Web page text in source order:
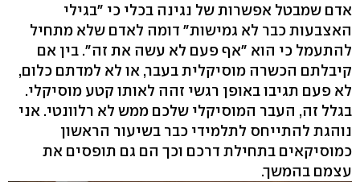
אדם שמבטל אפשרות של נגינה בכלי כי "בגילי
האצבעות כבר לא גמישות" דומה לאדם שלא מתחיל
להתעמל כי הוא "אף פעם לא עשה את זה". בין אם
קיבלתם הכשרה מוסיקלית בעבר, או לא למדתם כלום,
לא פעם תגיבו באופן רגשי זהה לאותו קטע מוסיקלי.
בגלל זה, העבר המוסיקלי שלכם ממש לא רלוונטי. אני
נוהגת להתייחס לתלמידי כבר בשיעור הראשון
כמוסיקאים בתחילת דרכם וכך הם גם תופסים את
עצמם בהמשך.